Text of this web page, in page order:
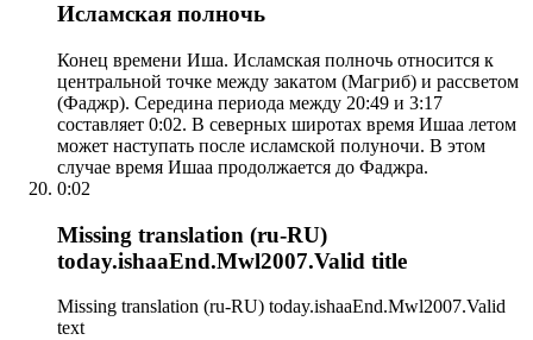
Исламская полночь
Конец времени Иша. Исламская полночь относится к
центральной точке между закатом (Магриб) и рассветом
(Фаджр). Середина периода между 20:49 и 3:17
составляет 0:02. В северных широтах время Ишаа летом
может наступать после исламской полуночи. В этом
случае время Ишаа продолжается до Фаджра.
0:02
Missing translation (ru-RU)
today.ishaaEnd.Mwl2007.Valid title
Missing translation (ru-RU) today.ishaaEnd.Mwl2007.Valid
text